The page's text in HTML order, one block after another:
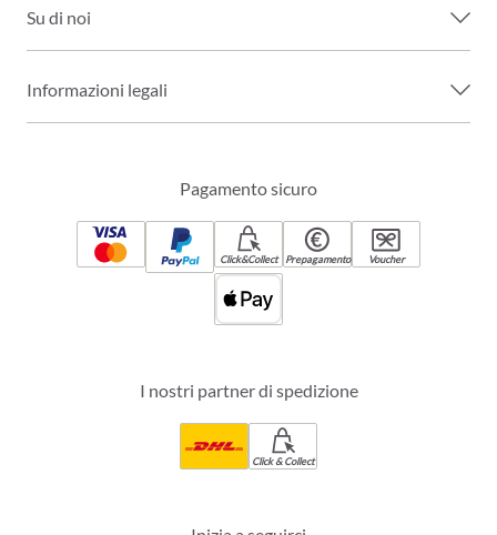
Su di noi
Informazioni legali
Pagamento sicuro
Click&Collect Prepagamento Voucher
I nostri partner di spedizione
Click & Collect